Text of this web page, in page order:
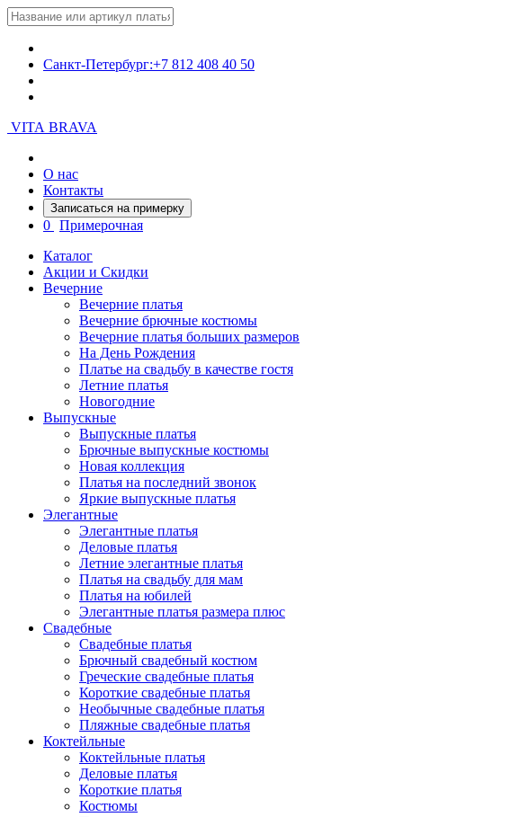
Санкт-Петербург:+7 812 408 40 50
VITA BRAVA
О нас
Контакты
Записаться на примерку
0 Примерочная
Каталог
Акции и Скидки
Вечерние
Вечерние платья
Вечерние брючные костюмы
Вечерние платья больших размеров
На День Рождения
Платье на свадьбу в качестве гостя
Летние платья
Новогодние
Выпускные
Выпускные платья
Брючные выпускные костюмы
Новая коллекция
Платья на последний звонок
Яркие выпускные платья
Элегантные
Элегантные платья
Деловые платья
Летние элегантные платья
Платья на свадьбу для мам
Платья на юбилей
Элегантные платья размера плюс
Свадебные
Свадебные платья
Брючный свадебный костюм
Греческие свадебные платья
Короткие свадебные платья
Необычные свадебные платья
Пляжные свадебные платья
Коктейльные
Коктейльные платья
Деловые платья
Короткие платья
Костюмы